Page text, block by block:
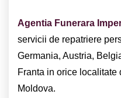
Agentia Funerara
servicii de repatriere
Germania, Austria,
Franta in orice
Moldova.